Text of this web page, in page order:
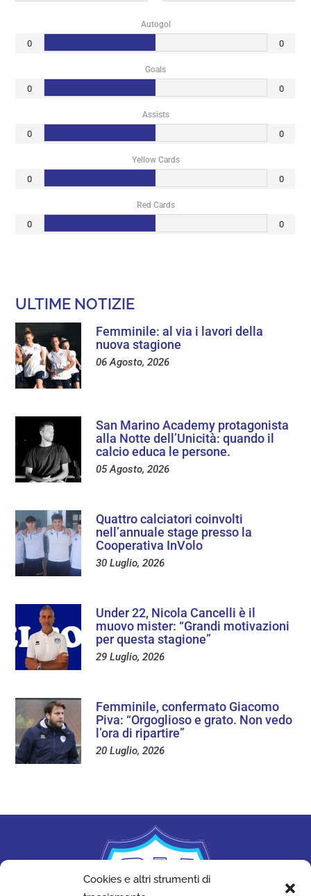
Cookies e altri strumenti di
Autogol
0 0
Goals
0 0
Assists
0 0
Yellow Cards
0 0
Red Cards
0 0
ULTIME NOTIZIE
Femminile: al via i lavori della
nuova stagione
06 Agosto, 2026
San Marino Academy protagonista
alla Notte dell’Unicità: quando il
calcio educa le persone.
05 Agosto, 2026
Quattro calciatori coinvolti
nell’annuale stage presso la
Cooperativa InVolo
30 Luglio, 2026
Under 22, Nicola Cancelli è il
muovo mister: “Grandi motivazioni
per questa stagione”
29 Luglio, 2026
Femminile, confermato Giacomo
Piva: “Orgoglioso e grato. Non vedo
l’ora di ripartire”
20 Luglio, 2026